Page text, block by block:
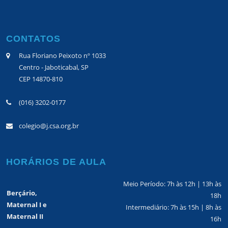
CONTATOS
Rua Floriano Peixoto nº 1033
Centro - Jaboticabal, SP
CEP 14870-810
(016) 3202-0177
colegio@j.csa.org.br
HORÁRIOS DE AULA
Berçário,
Maternal I e
Maternal II
Meio Período: 7h às 12h | 13h às
18h
Intermediário: 7h às 15h | 8h às
16h